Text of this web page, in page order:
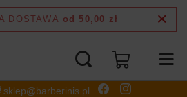
sklep@barberinis.pl
DOSTAWA od 50,00 zł